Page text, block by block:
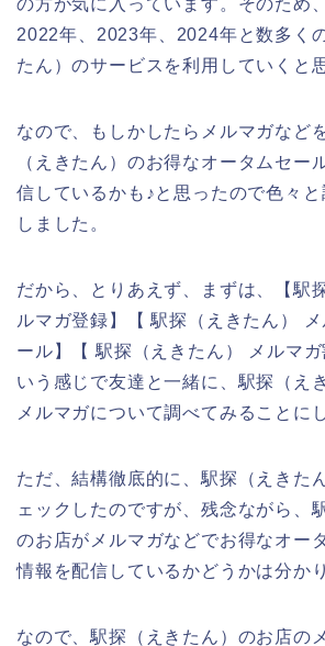
2022年、2023年、2024年と数多く
たん）のサービスを利用していくと
なので、もしかしたらメルマガなど
（えきたん）のお得なオータムセー
信しているかも♪と思ったので色々
しました。
だから、とりあえず、まずは、【駅
ルマガ登録】【 駅探（えきたん）
ール】【 駅探（えきたん） メルマ
いう感じで友達と一緒に、駅探（え
メルマガについて調べてみることに
ただ、結構徹底的に、駅探（えきた
ェックしたのですが、残念ながら、
のお店がメルマガなどでお得なオー
情報を配信しているかどうかは分か
なので、駅探（えきたん）のお店の